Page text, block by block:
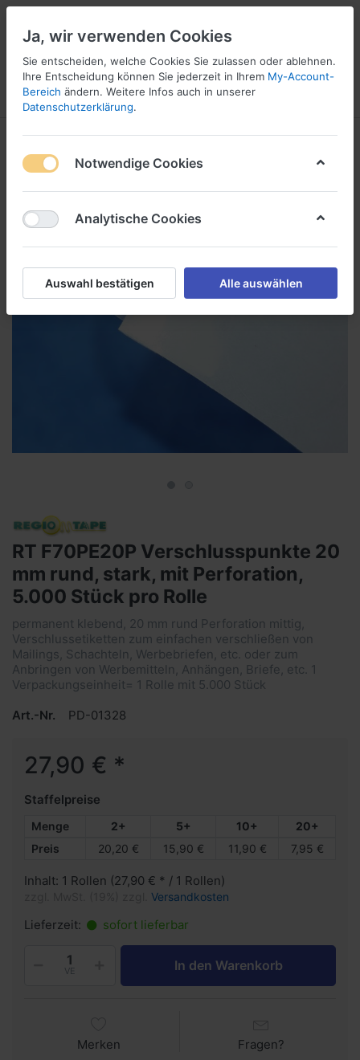
Menü Anmelden Wunschliste
1
RT F70PE20P Verschlusspunkte 20
mm rund, stark, mit Perforation,
5.000 Stück pro Rolle
permanent klebend, 20 mm rund Perforation mittig,
Verschlussetiketten zum einfachen verschließen von
Mailings, Schachteln, Werbebriefen, etc. oder zum
Anbringen von Werbemitteln, Anhängen, Briefe, etc. 1
Verpackungseinheit= 1 Rolle mit 5.000 Stück
Art.-Nr.
PD-01328
27,90 € *
Staffelpreise
Menge 2+ 5+ 10+
20+
Preis
20,20 € 15,90 € 11,90 € 7,95 €
Inhalt: 1 Rollen (27,90 € * / 1 Rollen)
Versandkosten
Lieferzeit: sofort lieferbar
VE In den Warenkorb
Merken Fragen?
Ja, wir verwenden Cookies
Sie entscheiden, welche Cookies Sie zulassen oder ablehnen.
Ihre Entscheidung können Sie jederzeit in Ihrem My-Account-
Bereich ändern. Weitere Infos auch in unserer
Datenschutzerklärung.
Notwendige Cookies
Analytische Cookies
Auswahl bestätigen Alle auswählen